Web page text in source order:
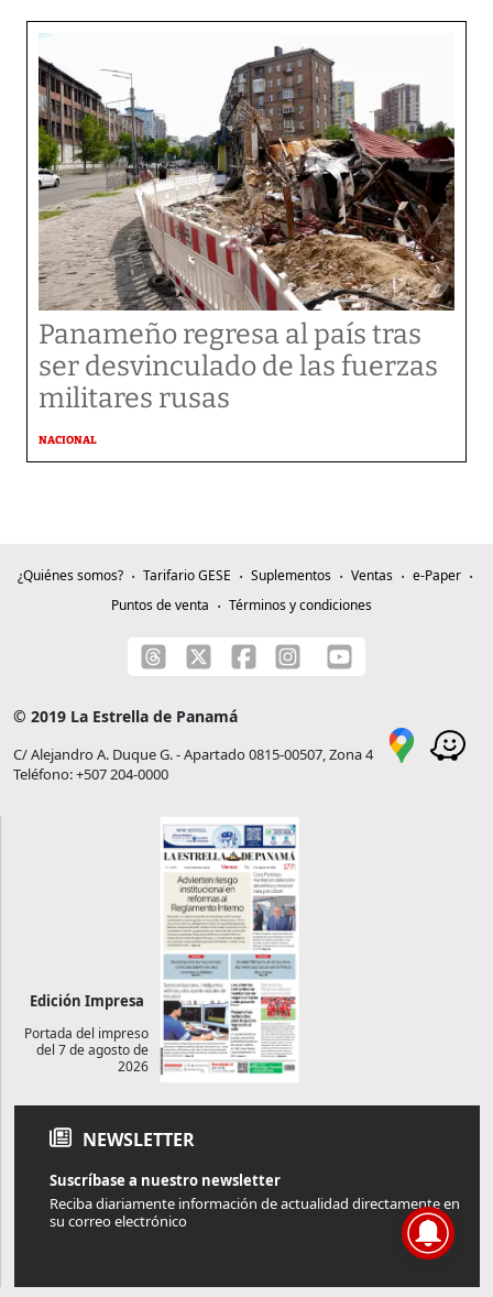
Panameño regresa al país tras
ser desvinculado de las fuerzas
militares rusas
NACIONAL
¿Quiénes somos? Tarifario GESE Suplementos Ventas
e-Paper
Puntos de venta
Términos y condiciones
© 2019 La Estrella de Panamá
C/ Alejandro A. Duque G. - Apartado 0815-00507, Zona 4
Teléfono: +507 204-0000
Edición Impresa
Portada del impreso
del 7 de agosto de
2026
NEWSLETTER
Suscríbase a nuestro newsletter
Reciba diariamente información de actualidad directamente en
su correo electrónico